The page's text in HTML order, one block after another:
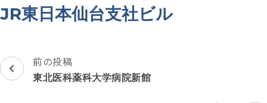
JR東日本仙台支社ビル
投
稿
前の投稿
東北医科薬科大学病院新館